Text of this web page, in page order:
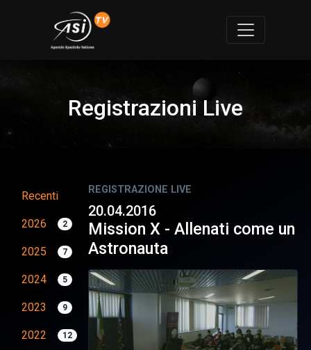
Registrazioni Live
Recenti
2026 2
2025 7
2024 5
2023 9
2022 12
REGISTRAZIONE LIVE
20.04.2016
Mission X - Allenati come un
Astronauta